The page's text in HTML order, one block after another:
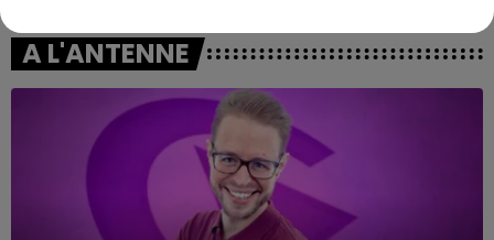
A L'ANTENNE